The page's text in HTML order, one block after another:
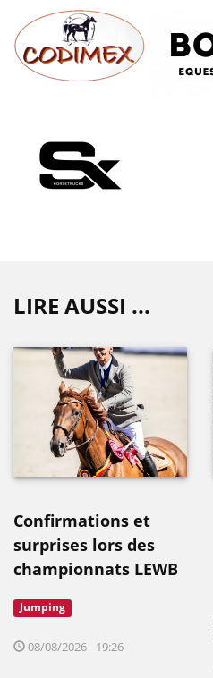
LIRE AUSSI ...
Confirmations et
surprises lors des
championnats LEWB
Jumping
08/08/2026 - 19:26